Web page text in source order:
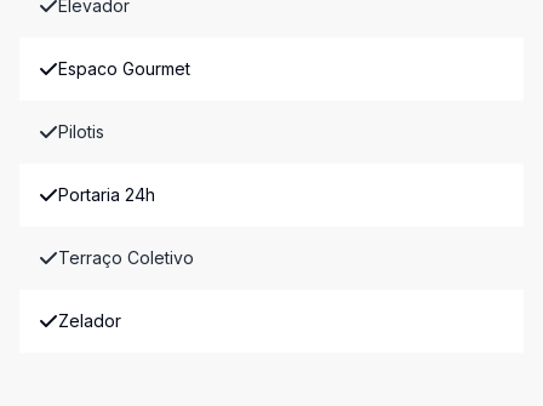
Elevador
Espaco Gourmet
Pilotis
Portaria 24h
Terraço Coletivo
Zelador